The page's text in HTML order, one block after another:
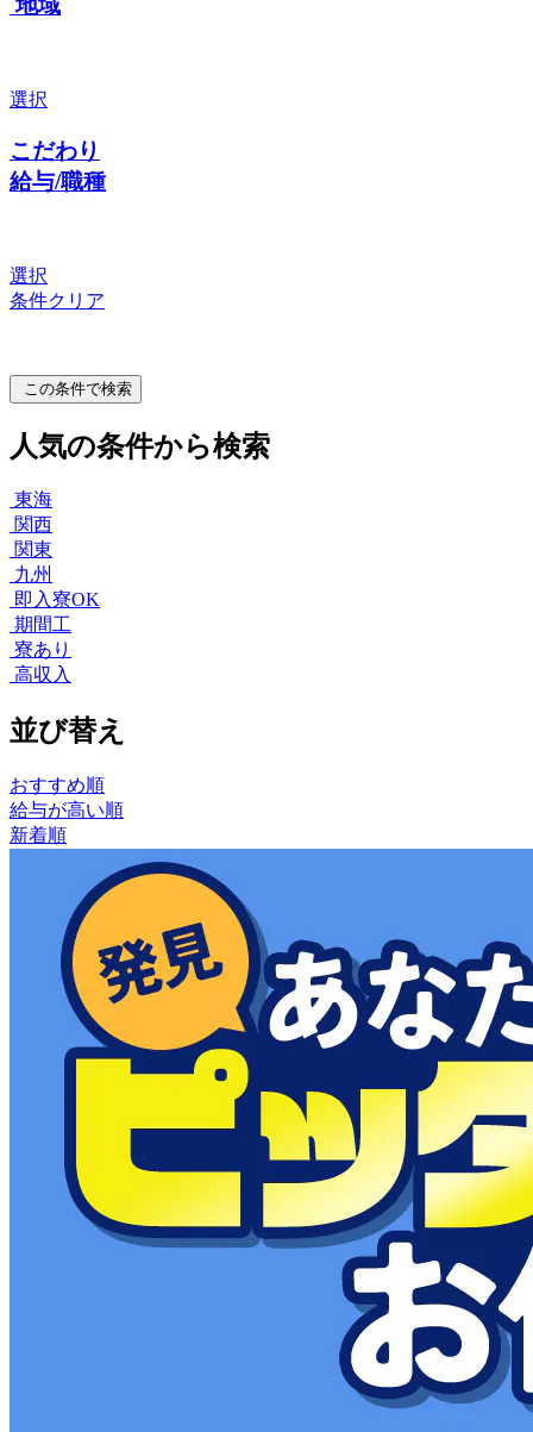
地域
選択
こだわり
給与/職種
選択
条件クリア
この条件で検索
人気の条件から検索
東海
関西
関東
九州
即入寮OK
期間工
寮あり
高収入
並び替え
おすすめ順
給与が高い順
新着順